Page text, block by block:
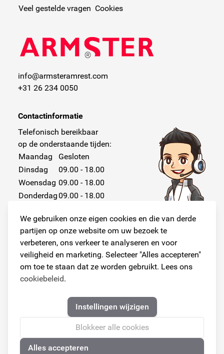
We gebruiken onze eigen cookies en die van derde
partijen op onze website om uw bezoek te
verbeteren, ons verkeer te analyseren en voor
veiligheid en marketing. Selecteer "Alles accepteren"
om toe te staan dat ze worden gebruikt. Lees ons
cookiebeleid.
Instellingen wijzigen
Blokkeer alle cookies
Alles accepteren
Veel gestelde vragen Cookies
info@armsteramrest.com
+31 26 234 0050
Contactinformatie
Telefonisch bereikbaar
op de onderstaande tijden:
Maandag
Gesloten
Dinsdag
09.00 - 18.00
Woensdag 09.00 - 18.00
Donderdag 09.00 - 18.00
Zaterdag
Gesloten
Zondag
Gesloten
Volg ons!